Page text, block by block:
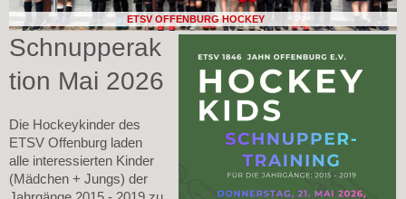
ETSV OFFENBURG HOCKEY
Schnupperak
tion Mai 2026
Die Hockeykinder des
ETSV Offenburg laden
alle interessierten Kinder
(Mädchen + Jungs) der